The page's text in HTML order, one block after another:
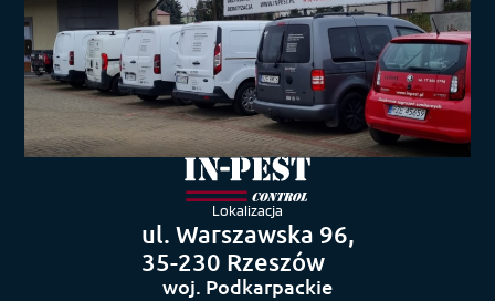
Lokalizacja
ul. Warszawska 96,
35-230 Rzeszów
woj. Podkarpackie